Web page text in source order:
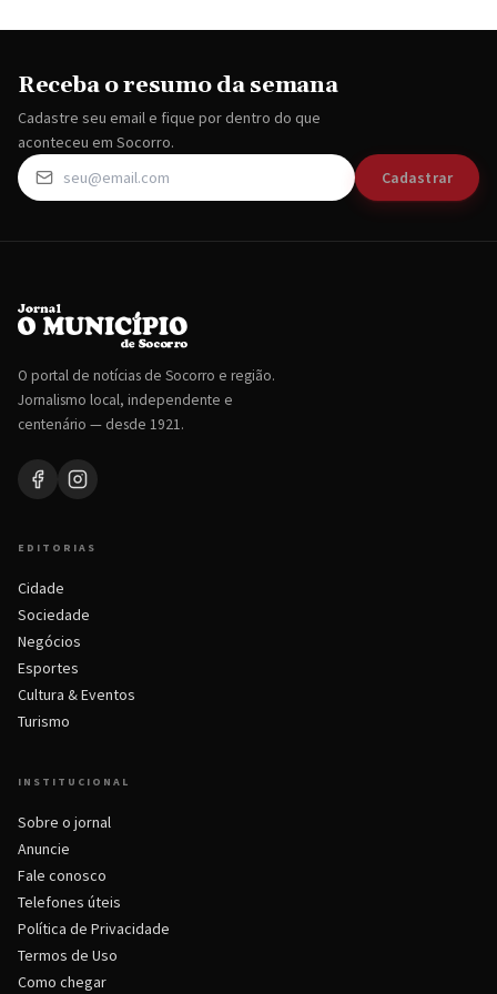
Receba o resumo da semana
Cadastre seu email e fique por dentro do que
aconteceu em Socorro.
Cadastrar
O portal de notícias de Socorro e região.
Jornalismo local, independente e
centenário — desde 1921.
EDITORIAS
Cidade
Sociedade
Negócios
Esportes
Cultura & Eventos
Turismo
INSTITUCIONAL
Sobre o jornal
Anuncie
Fale conosco
Telefones úteis
Política de Privacidade
Termos de Uso
Como chegar